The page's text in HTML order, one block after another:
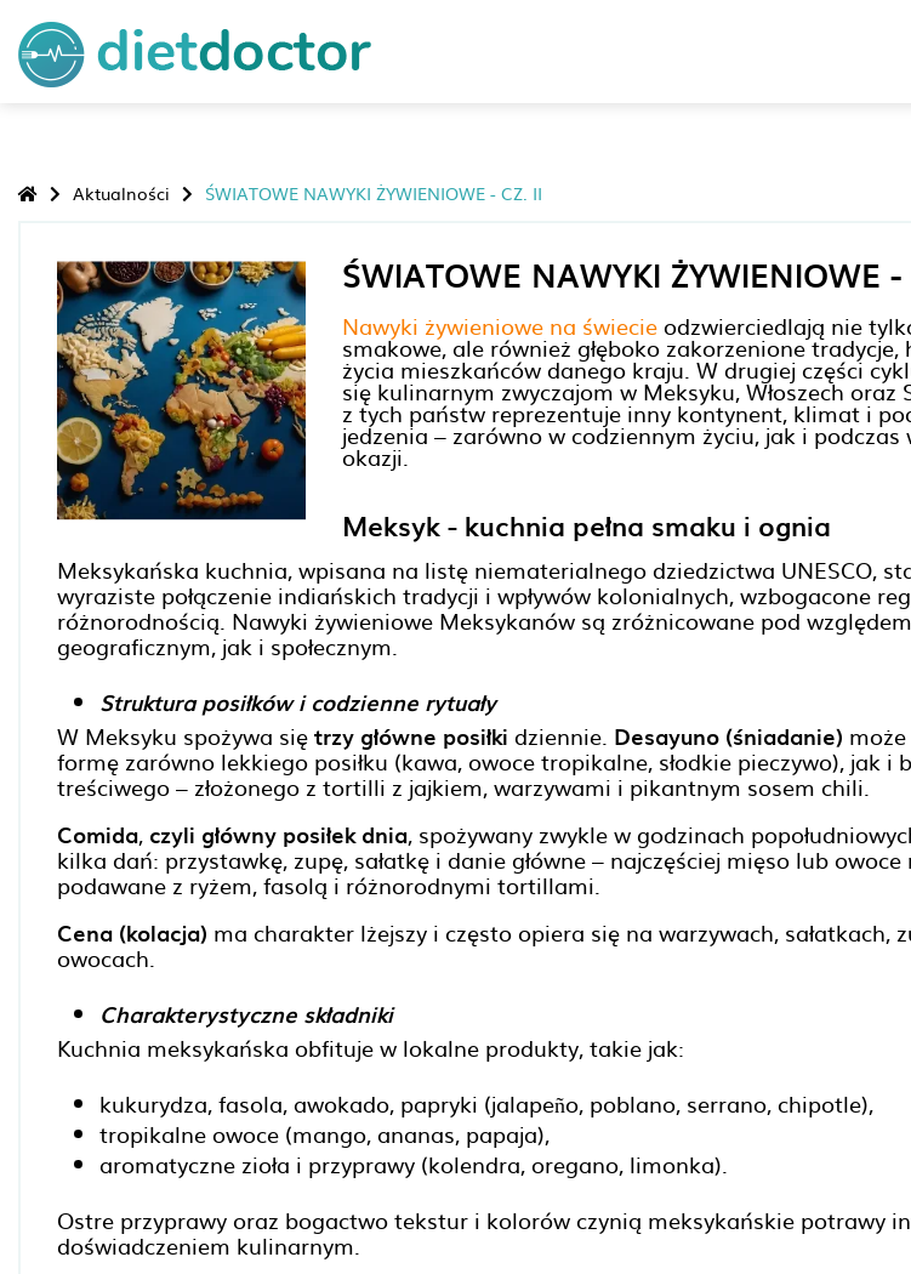
Aktualności ŚWIATOWE NAWYKI ŻYWIENIOWE - CZ. II
ŚWIATOWE NAWYKI ŻYWIENIOWE -
Nawyki żywieniowe na świecie odzwierciedlają nie
smakowe, ale również głęboko zakorzenione
życia mieszkańców danego kraju. W drugiej części
się kulinarnym zwyczajom w Meksyku, Włoszech oraz
z tych państw reprezentuje inny kontynent, klimat i
jedzenia – zarówno w codziennym życiu, jak i podczas
okazji.
Meksyk - kuchnia pełna smaku i ognia
Meksykańska kuchnia, wpisana na listę niematerialnego dziedzictwa UNESCO,
wyraziste połączenie indiańskich tradycji i wpływów kolonialnych, wzbogacone
różnorodnością. Nawyki żywieniowe Meksykanów są zróżnicowane pod
geograficznym, jak i społecznym.
Struktura posiłków i codzienne rytuały
W Meksyku spożywa siętrzy główne posiłki dziennie. Desayuno (śniadanie)
formę zarówno lekkiego posiłku (kawa, owoce tropikalne, słodkie pieczywo), jak i
treściwego – złożonego z tortilli z jajkiem, warzywami i pikantnym sosem chili.
Comida, czyli główny posiłek dnia, spożywany zwykle w godzinach
kilka dań: przystawkę, zupę, sałatkę i danie główne – najczęściej mięso lub owoce
podawane z ryżem, fasolą i różnorodnymi tortillami.
Cena (kolacja) ma charakter lżejszy i często opiera się na warzywach, sałatkach,
owocach.
Charakterystyczne składniki
Kuchnia meksykańska obfituje w lokalne produkty, takie jak:
kukurydza, fasola, awokado, papryki (jalapeño, poblano, serrano, chipotle),
tropikalne owoce (mango, ananas, papaja),
aromatyczne zioła i przyprawy (kolendra, oregano, limonka).
Ostre przyprawy oraz bogactwo tekstur i kolorów czynią meksykańskie potrawy
doświadczeniem kulinarnym.